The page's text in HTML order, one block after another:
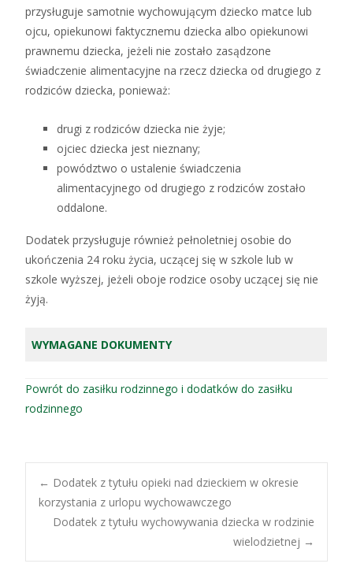
przysługuje samotnie wychowującym dziecko matce lub
ojcu, opiekunowi faktycznemu dziecka albo opiekunowi
prawnemu dziecka, jeżeli nie zostało zasądzone
świadczenie alimentacyjne na rzecz dziecka od drugiego z
rodziców dziecka, ponieważ:
drugi z rodziców dziecka nie żyje;
ojciec dziecka jest nieznany;
powództwo o ustalenie świadczenia
alimentacyjnego od drugiego z rodziców zostało
oddalone.
Dodatek przysługuje również pełnoletniej osobie do
ukończenia 24 roku życia, uczącej się w szkole lub w
szkole wyższej, jeżeli oboje rodzice osoby uczącej się nie
żyją.
WYMAGANE DOKUMENTY
Powrót do zasiłku rodzinnego i dodatków do zasiłku
rodzinnego
Post
navigation
← Dodatek z tytułu opieki nad dzieckiem w okresie
korzystania z urlopu wychowawczego
Dodatek z tytułu wychowywania dziecka w rodzinie
wielodzietnej →